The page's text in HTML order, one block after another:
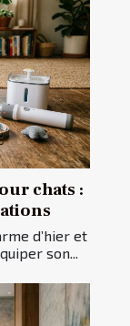
chats :
d’hier et
son...